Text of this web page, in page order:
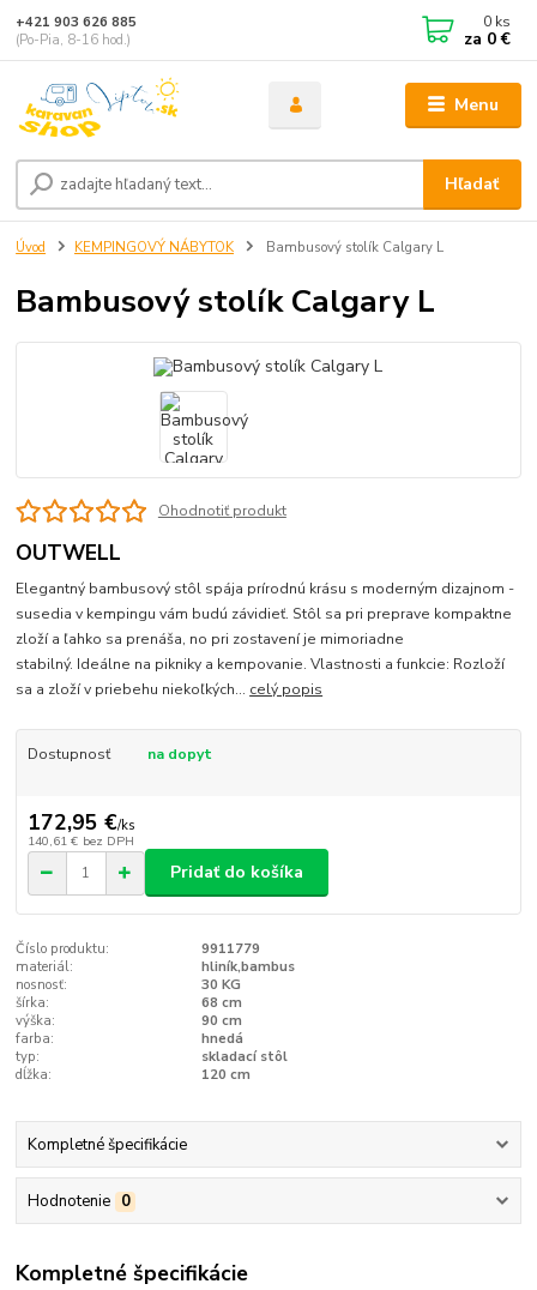
Menu
Hľadať
+421 903 626 885
(Po-Pia, 8-16 hod.)
0 ks
za 0 €
Úvod KEMPINGOVÝ NÁBYTOK Bambusový stolík Calgary L
Bambusový stolík Calgary L
Ohodnotiť produkt
OUTWELL
Elegantný bambusový stôl spája prírodnú krásu s moderným dizajnom -
susedia v kempingu vám budú závidieť. Stôl sa pri preprave kompaktne
zloží a ľahko sa prenáša, no pri zostavení je mimoriadne
stabilný. Ideálne na pikniky a kempovanie. Vlastnosti a funkcie: Rozloží
sa a zloží v priebehu niekoľkých... celý popis
Dostupnosť na dopyt
172,95 €/ks
140,61 € bez DPH
Pridať do košíka
Číslo produktu:
9911779
materiál:
hliník,bambus
nosnosť:
30 KG
šírka:
68 cm
výška:
90 cm
farba:
hnedá
typ:
skladací stôl
dĺžka:
120 cm
Kompletné špecifikácie
Hodnotenie 0
Kompletné špecifikácie